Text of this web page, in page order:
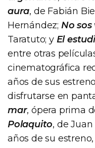
aura, de Fabián
Hernández; No sos
Taratuto; y El
entre otras
cinematográfica
años de sus
disfrutarse en
mar, ópera prima
Polaquito, de Juan
años de su estreno,